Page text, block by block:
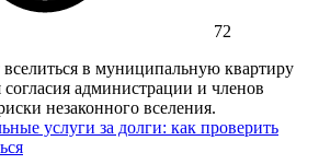
72
в муниципальную квартиру
администрации и членов
незаконного вселения.
услуги за долги: как проверить